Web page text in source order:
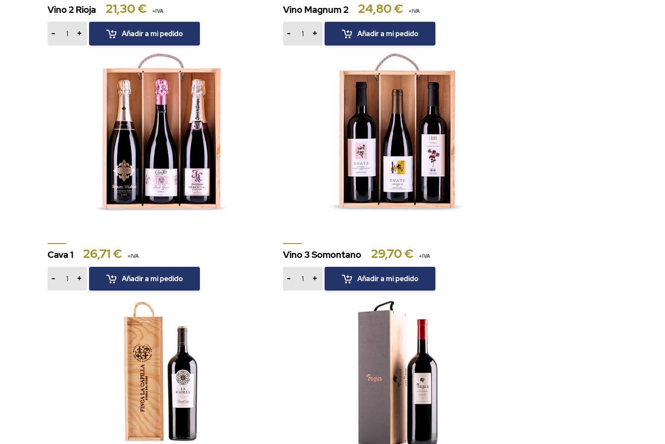
Vino 2 Rioja 21,30 € +IVA
- + Añadir a mi pedido
Vino Magnum 2 24,80 € +IVA
- + Añadir a mi pedido
Cava 1 26,71 € +IVA
- + Añadir a mi pedido
Vino 3 Somontano 29,70 € +IVA
- + Añadir a mi pedido